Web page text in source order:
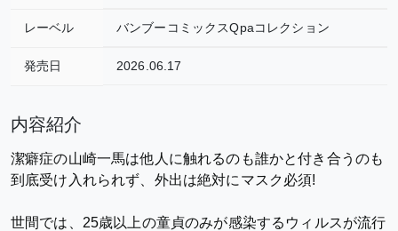
レーベル バンブーコミックスQpaコレクション
発売日 2026.06.17
内容紹介
潔癖症の山崎一馬は他人に触れるのも誰かと付き合うのも
到底受け入れられず、外出は絶対にマスク必須!
世間では、25歳以上の童貞のみが感染するウィルスが流行